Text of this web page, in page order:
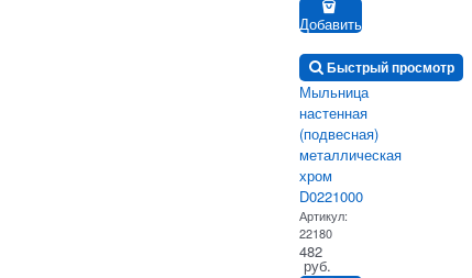
Добавить
Быстрый просмотр
Мыльница
настенная
(подвесная)
металлическая
хром
D0221000
Артикул:
22180
482
руб.